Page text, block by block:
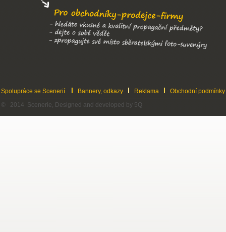
Spolupráce se Scenerií Bannery, odkazy Reklama
Obchodní podmínky
© 2014 Scenerie, Designed and developed by 5Q